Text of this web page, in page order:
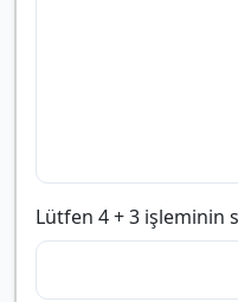
Lütfen 4 + 3 işleminin